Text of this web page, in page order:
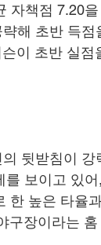
자책점 7.20
해 초반 득
이 초반 실
뒷받침이
보이고 있
한 높은 타율
구장이라는